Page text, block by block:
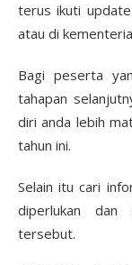
terus ikuti
atau di
Bagi peserta
tahapan
diri anda lebih
tahun ini.
Selain itu cari
diperlukan dan
tersebut.